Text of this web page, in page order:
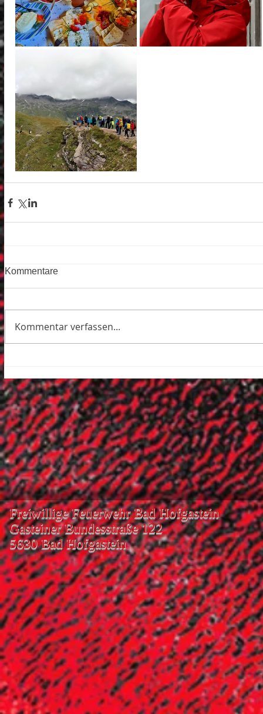
Kommentare
Kommentar verfassen...
Freiwillige Feuerwehr Bad Hofgastein
Gasteiner Bundesstraße 122
5630 Bad Hofgastein